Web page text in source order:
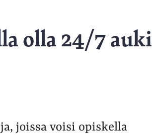
olla 24/7 auki
joissa voisi opiskella